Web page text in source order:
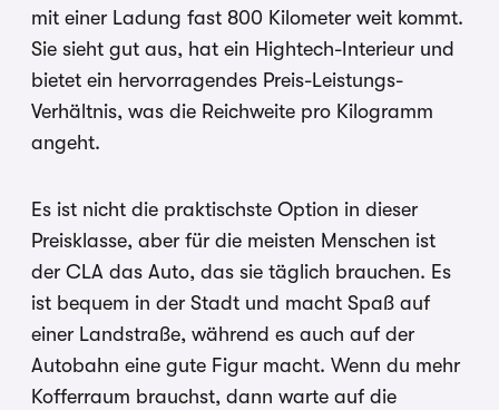
mit einer Ladung fast 800 Kilometer weit kommt.
Sie sieht gut aus, hat ein Hightech-Interieur und
bietet ein hervorragendes Preis-Leistungs-
Verhältnis, was die Reichweite pro Kilogramm
angeht.
Es ist nicht die praktischste Option in dieser
Preisklasse, aber für die meisten Menschen ist
der CLA das Auto, das sie täglich brauchen. Es
ist bequem in der Stadt und macht Spaß auf
einer Landstraße, während es auch auf der
Autobahn eine gute Figur macht. Wenn du mehr
Kofferraum brauchst, dann warte auf die